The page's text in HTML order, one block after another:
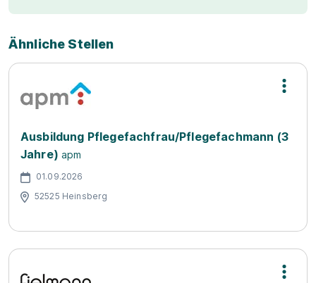
Ähnliche Stellen
Ausbildung Pflegefachfrau/Pflegefachmann (3
Jahre) apm
01.09.2026
52525 Heinsberg